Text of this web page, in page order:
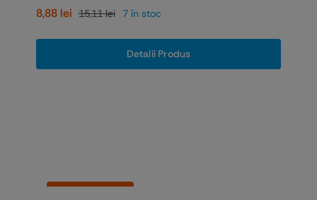
15,11leiPrețul
inițial
fost:
8,88 lei
Prețul
curent
este:
8,88 lei.
7 în stoc
Detalii Produs
Economiseşti 55%